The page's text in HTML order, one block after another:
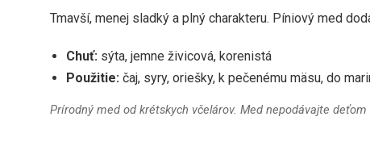
Tmavší, menej sladký a plný charakteru. Píniový med
Chuť: sýta, jemne živicová, korenistá
Použitie: čaj, syry, oriešky, k pečenému mäsu, do
Prírodný med od krétskych včelárov. Med nepodávajte deťom